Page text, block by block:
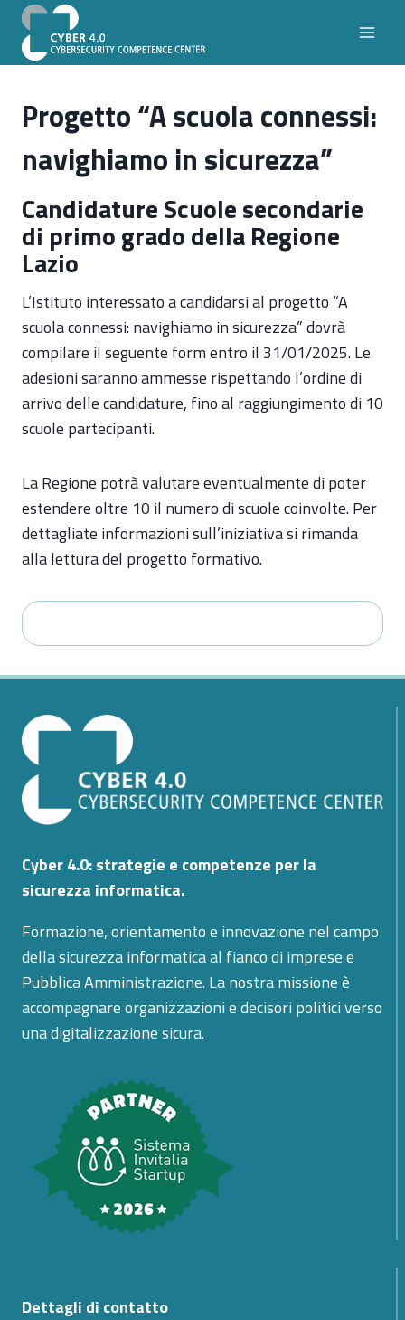
Salta
contenuto
Progetto “A scuola connessi:
navighiamo in sicurezza”
Candidature Scuole secondarie
di primo grado della Regione
Lazio
L’Istituto interessato a candidarsi al progetto “A
scuola connessi: navighiamo in sicurezza” dovrà
compilare il seguente form entro il 31/01/2025. Le
adesioni saranno ammesse rispettando l’ordine di
arrivo delle candidature, fino al raggiungimento di 10
scuole partecipanti.
La Regione potrà valutare eventualmente di poter
estendere oltre 10 il numero di scuole coinvolte. Per
dettagliate informazioni sull’iniziativa si rimanda
alla lettura del progetto formativo.
Cyber 4.0: strategie e competenze per la
sicurezza informatica.
Formazione, orientamento e innovazione nel campo
della sicurezza informatica al fianco di imprese e
Pubblica Amministrazione. La nostra missione è
accompagnare organizzazioni e decisori politici verso
una digitalizzazione sicura.
Dettagli di contatto